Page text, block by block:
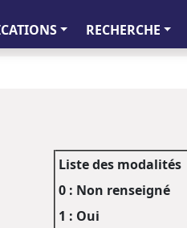
RECHERCHE
Liste des modalités
0 : Non renseigné
1 : Oui